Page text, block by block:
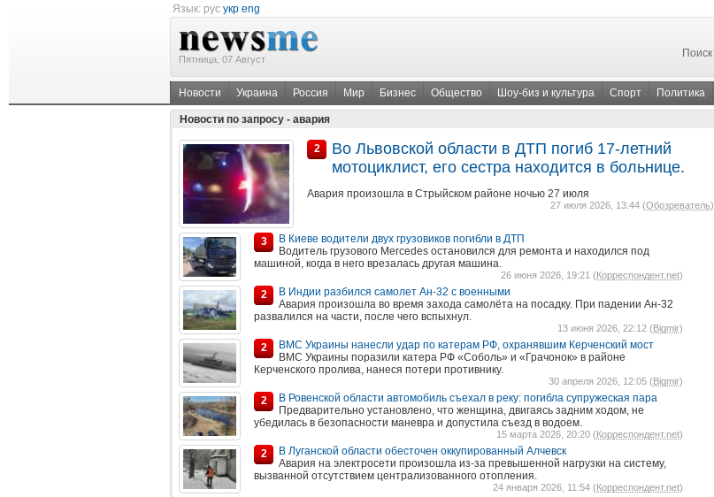
Язык: рус укр eng
Пятница, 07 Август Поиск
Новости Украина Россия Мир Бизнес Общество Шоу-биз и культура Спорт Политика
Новости по запросу - авария
2
Во Львовской области в ДТП погиб 17-летний
мотоциклист, его сестра находится в больнице.
Авария произошла в Стрыйском районе ночью 27 июля
27 июля 2026, 13:44 (Обозреватель)
3
В Киеве водители двух грузовиков погибли в ДТП
Водитель грузового Mercedes остановился для ремонта и находился под
машиной, когда в него врезалась другая машина.
26 июня 2026, 19:21 (Корреспондент.net)
2
В Индии разбился самолет Ан-32 с военными
Авария произошла во время захода самолёта на посадку. При падении Ан-32
развалился на части, после чего вспыхнул.
13 июня 2026, 22:12 (Bigmir)
2
ВМС Украины нанесли удар по катерам РФ, охранявшим Керченский мост
ВМС Украины поразили катера РФ «Соболь» и «Грачонок» в районе
Керченского пролива, нанеся потери противнику.
30 апреля 2026, 12:05 (Bigmir)
2
В Ровенской области автомобиль съехал в реку: погибла супружеская пара
Предварительно установлено, что женщина, двигаясь задним ходом, не
убедилась в безопасности маневра и допустила съезд в водоем.
15 марта 2026, 20:20 (Корреспондент.net)
2
В Луганской области обесточен оккупированный Алчевск
Авария на электросети произошла из-за превышенной нагрузки на систему,
вызванной отсутствием централизованного отопления.
24 января 2026, 11:54 (Корреспондент.net)